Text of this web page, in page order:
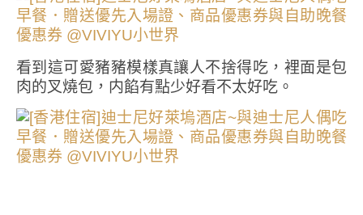
看到這可愛豬豬模樣真讓人不捨得吃，裡面是包
肉的叉燒包，内餡有點少好看不太好吃。